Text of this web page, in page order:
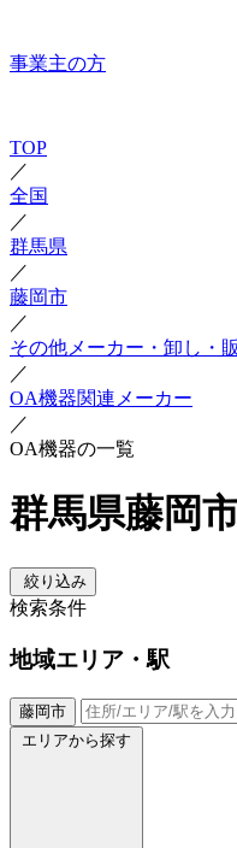
事業主の方
TOP
／
全国
／
群馬県
／
藤岡市
／
その他メーカー・卸し・
／
OA機器関連メーカー
／
OA機器の一覧
群馬県藤岡
絞り込み
検索条件
地域エリア・駅
藤岡市
エリアから探す